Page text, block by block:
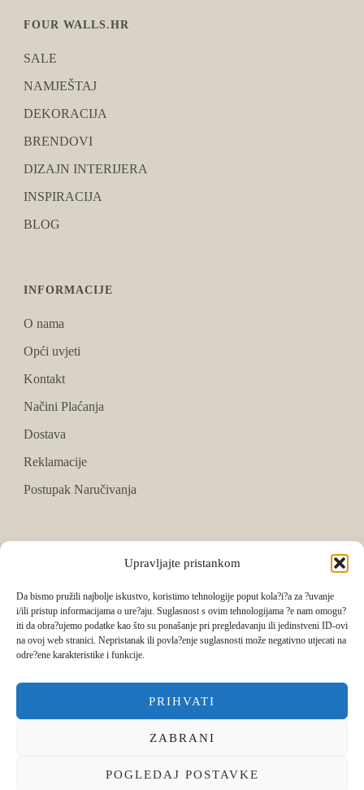
Upravljajte pristankom
Da bismo pružili najbolje iskustvo, koristimo tehnologije poput kola?i?a za ?uvanje
i/ili pristup informacijama o ure?aju. Suglasnost s ovim tehnologijama ?e nam omogu?
iti da obra?ujemo podatke kao što su ponašanje pri pregledavanju ili jedinstveni ID-ovi
na ovoj web stranici. Nepristanak ili povla?enje suglasnosti može negativno utjecati na
odre?ene karakteristike i funkcije.
PRIHVATI
ZABRANI
POGLEDAJ POSTAVKE
FOUR WALLS.HR
SALE
NAMJEŠTAJ
DEKORACIJA
BRENDOVI
DIZAJN INTERIJERA
INSPIRACIJA
BLOG
INFORMACIJE
O nama
Opći uvjeti
Kontakt
Načini Plaćanja
Dostava
Reklamacije
Postupak Naručivanja
Instagram
Tik Tok